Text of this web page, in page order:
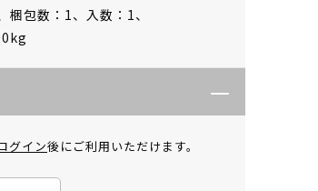
梱包数：1、 入数：1、
グイン後にご利用いただけます。